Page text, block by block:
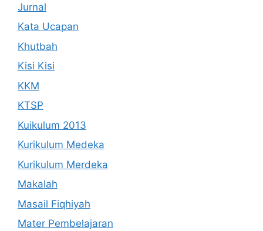
Jurnal
Kata Ucapan
Khutbah
Kisi Kisi
KKM
KTSP
Kuikulum 2013
Kurikulum Medeka
Kurikulum Merdeka
Makalah
Masail Fiqhiyah
Mater Pembelajaran